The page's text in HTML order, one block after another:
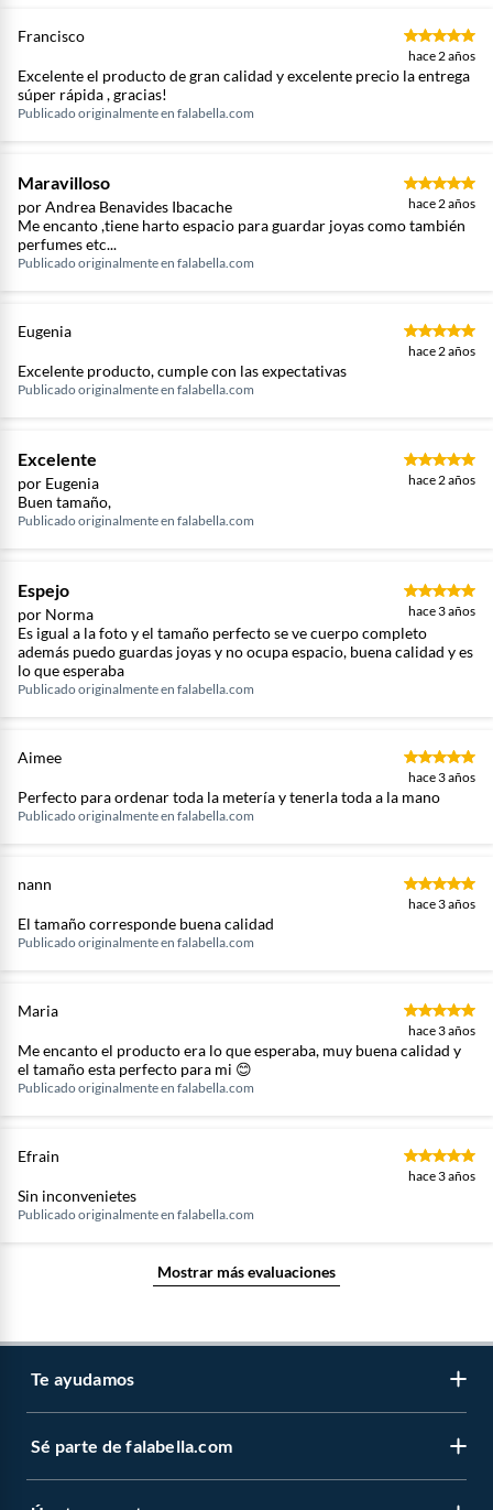
Francisco
hace 2 años
Excelente el producto de gran calidad y excelente precio la entrega
súper rápida , gracias!
Publicado originalmente en falabella.com
Maravilloso
por Andrea Benavides Ibacache hace 2 años
Me encanto ,tiene harto espacio para guardar joyas como también
perfumes etc...
Publicado originalmente en falabella.com
Eugenia
hace 2 años
Excelente producto, cumple con las expectativas
Publicado originalmente en falabella.com
Excelente
por Eugenia hace 2 años
Buen tamaño,
Publicado originalmente en falabella.com
Espejo
por Norma hace 3 años
Es igual a la foto y el tamaño perfecto se ve cuerpo completo
además puedo guardas joyas y no ocupa espacio, buena calidad y es
lo que esperaba
Publicado originalmente en falabella.com
Aimee
hace 3 años
Perfecto para ordenar toda la metería y tenerla toda a la mano
Publicado originalmente en falabella.com
nann
hace 3 años
El tamaño corresponde buena calidad
Publicado originalmente en falabella.com
Maria
hace 3 años
Me encanto el producto era lo que esperaba, muy buena calidad y
el tamaño esta perfecto para mi 😊
Publicado originalmente en falabella.com
Efrain
hace 3 años
Sin inconvenietes
Publicado originalmente en falabella.com
Mostrar más evaluaciones
Te ayudamos
Atención por WhatsApp
Sé parte de falabella.com